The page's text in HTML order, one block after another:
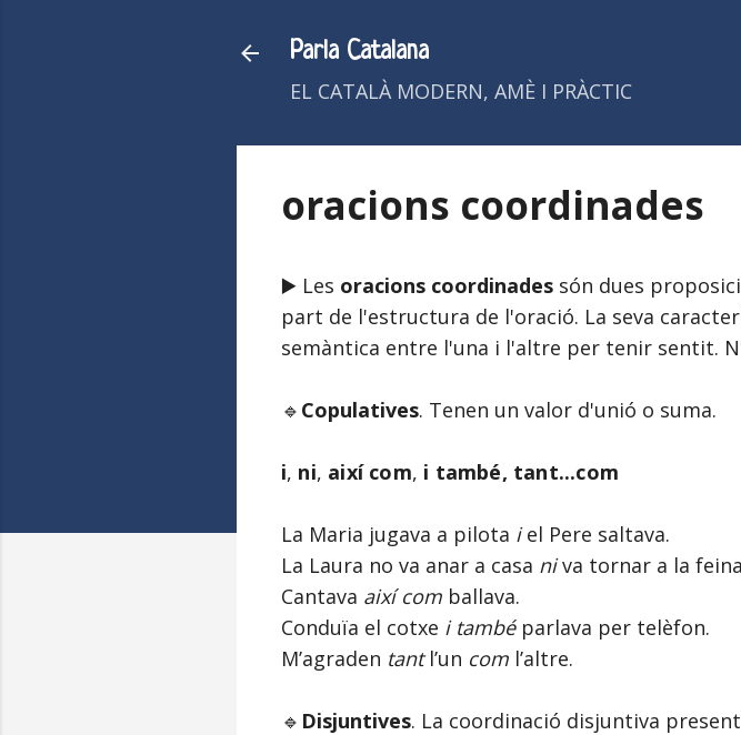
Parla Catalana
EL CATALÀ MODERN, AMÈ I PRÀCTIC
oracions coordinades
▶️ Les oracions coordinades són dues
part de l'estructura de l'oració. La seva
semàntica entre l'una i l'altre per tenir sentit.
🔹 Copulatives. Tenen un valor d'unió o suma.
i, ni, així com, i també, tant...com
La Maria jugava a pilota iel Pere saltava.
La Laura no va anar a casa niva tornar a la
Cantava així com ballava.
Conduïa el cotxe i tambéparlava per telèfon.
M’agraden tantl’un com l’altre.
🔹 Disjuntives. La coordinació disjuntiva